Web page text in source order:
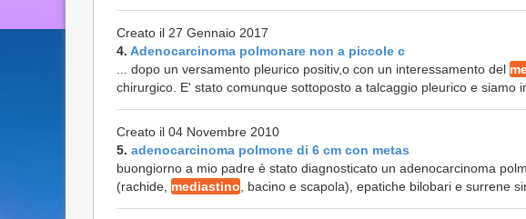
Creato il 27 Gennaio 2017
4. Adenocarcinoma polmonare non a piccole c
... dopo un versamento pleurico positiv,o con un interessamento del
chirurgico. E' stato comunque sottoposto a talcaggio pleurico e siamo
Creato il 04 Novembre 2010
5. adenocarcinoma polmone di 6 cm con metas
buongiorno a mio padre è stato diagnosticato un adenocarcinoma
(rachide, mediastino , bacino e scapola), epatiche bilobari e surrene